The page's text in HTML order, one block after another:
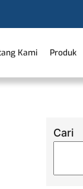
Kami Produk
Cari